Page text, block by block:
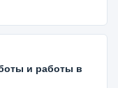
и работы в